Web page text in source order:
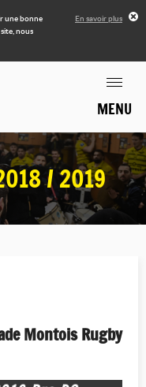
une bonne
nous
En savoir plus
MENU
/ 2019
Montois Rugby